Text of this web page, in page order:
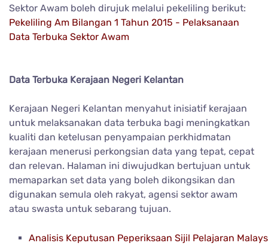
Sektor Awam boleh dirujuk melalui pekeliling berikut:
Pekeliling Am Bilangan 1 Tahun 2015 - Pelaksanaan
Data Terbuka Sektor Awam
Data Terbuka Kerajaan Negeri Kelantan
Kerajaan Negeri Kelantan menyahut inisiatif kerajaan
untuk melaksanakan data terbuka bagi meningkatkan
kualiti dan ketelusan penyampaian perkhidmatan
kerajaan menerusi perkongsian data yang tepat, cepat
dan relevan. Halaman ini diwujudkan bertujuan untuk
memaparkan set data yang boleh dikongsikan dan
digunakan semula oleh rakyat, agensi sektor awam
atau swasta untuk sebarang tujuan.
Analisis Keputusan Peperiksaan Sijil Pelajaran